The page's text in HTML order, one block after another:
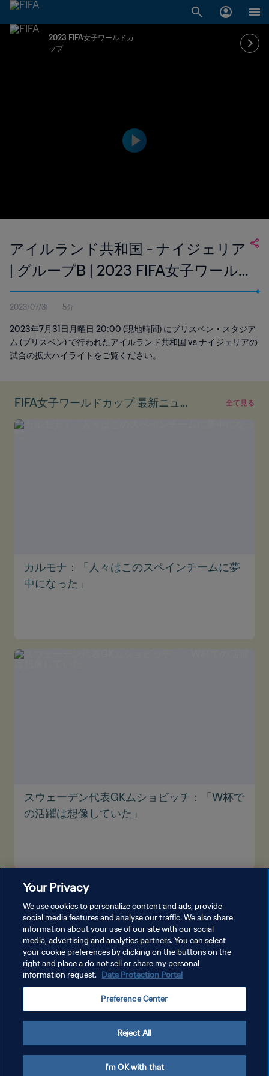
2023 FIFA女子ワールドカ
ップ
アイルランド共和国 - ナイジェリア
| グループB | 2023 FIFA女子ワール
ドカップ オーストラリア/ニュージ
ーランド | エクステンデッド・ハイ
ライト
2023/07/31 5分
2023年7月31日月曜日 20:00 (現地時間) にブリスベン・スタジア
ム (ブリスベン) で行われたアイルランド共和国 vs ナイジェリアの
試合の拡大ハイライトをご覧ください。
FIFA女子ワールドカップ 最新ニュー
ス
全て見る
カルモナ：「人々はこのスペインチームに夢
中になった」
スウェーデン代表GKムショビッチ：「W杯で
の活躍は想像していた」
プライバシーポリシー
クッキー設定の管理
Copyright © 1994 - 2026 FIFA. All rights reserved.
Your Privacy
We use cookies to personalize content and ads, provide
social media features and analyse our traffic. We also share
information about your use of our site with our social
media, advertising and analytics partners. You can select
your cookie preferences by clicking on the buttons on the
right and place a do not sell or share my personal
information request. Data Protection Portal
Preference Center
Reject All
I'm OK with that